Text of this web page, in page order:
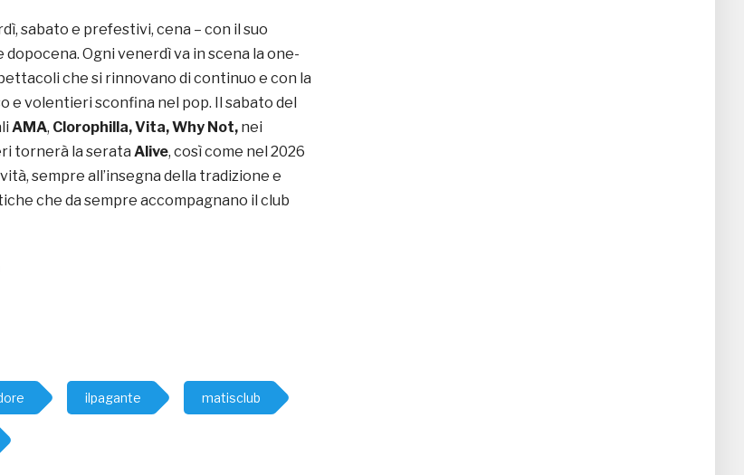
sabato e prefestivi, cena – con il suo
dopocena. Ogni venerdì va in scena la one-
che si rinnovano di continuo e con la
e volentieri sconfina nel pop. Il sabato del
AMA, Clorophilla, Vita, Why Not, nei
tornerà la serata Alive, così come nel 2026
sempre all’insegna della tradizione e
che da sempre accompagnano il club
ilpagante matisclub